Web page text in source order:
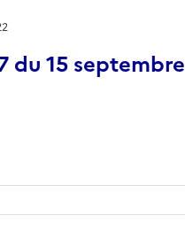
du 15 septembre